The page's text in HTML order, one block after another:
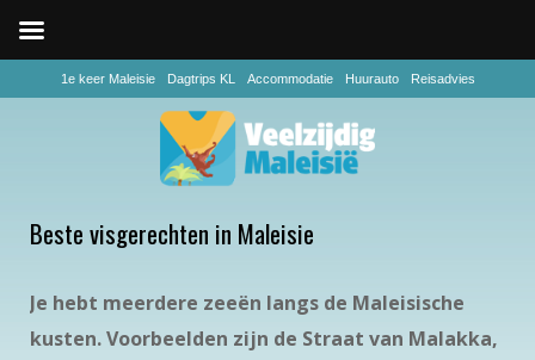
1e keer Maleisie Dagtrips KL Accommodatie Huurauto Reisadvies
Beste visgerechten in Maleisie
Je hebt meerdere zeeën langs de Maleisische
kusten. Voorbeelden zijn de Straat van Malakka,